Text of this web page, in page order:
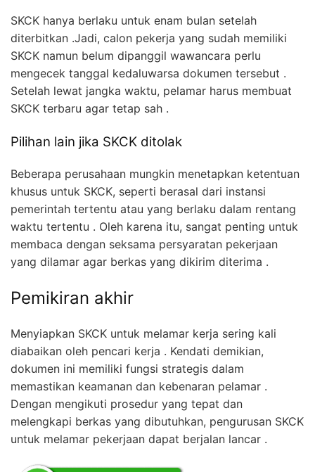
SKCK hanya berlaku untuk enam bulan setelah
diterbitkan .Jadi, calon pekerja yang sudah memiliki
SKCK namun belum dipanggil wawancara perlu
mengecek tanggal kedaluwarsa dokumen tersebut .
Setelah lewat jangka waktu, pelamar harus membuat
SKCK terbaru agar tetap sah .
Pilihan lain jika SKCK ditolak
Beberapa perusahaan mungkin menetapkan ketentuan
khusus untuk SKCK, seperti berasal dari instansi
pemerintah tertentu atau yang berlaku dalam rentang
waktu tertentu . Oleh karena itu, sangat penting untuk
membaca dengan seksama persyaratan pekerjaan
yang dilamar agar berkas yang dikirim diterima .
Pemikiran akhir
Menyiapkan SKCK untuk melamar kerja sering kali
diabaikan oleh pencari kerja . Kendati demikian,
dokumen ini memiliki fungsi strategis dalam
memastikan keamanan dan kebenaran pelamar .
Dengan mengikuti prosedur yang tepat dan
melengkapi berkas yang dibutuhkan, pengurusan SKCK
untuk melamar pekerjaan dapat berjalan lancar .